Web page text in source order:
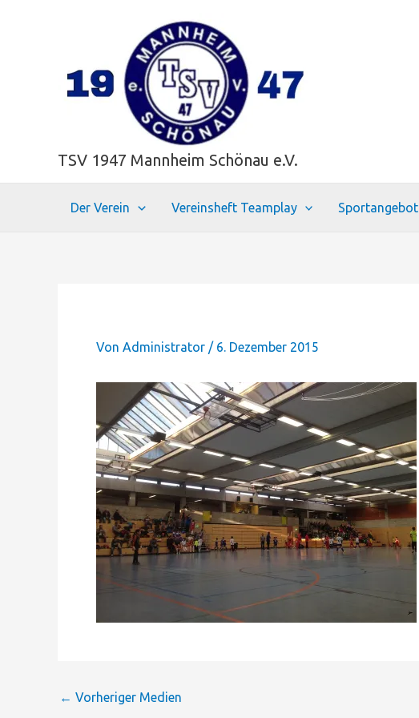
TSV 1947 Mannheim Schönau e.V.
Der Verein Vereinsheft Teamplay Sportangebot
Von Administrator / 6. Dezember 2015
← Vorheriger Medien